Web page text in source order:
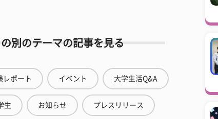
別のテーマの記事を見る
レポート イベント 大学生活Q&A
生 お知らせ プレスリリース